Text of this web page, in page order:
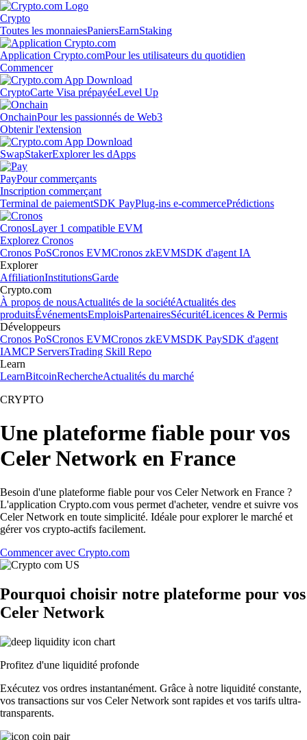
Crypto
Toutes les monnaiesPaniersEarnStaking
Application Crypto.comPour les utilisateurs du quotidien
Commencer
CryptoCarte Visa prépayéeLevel Up
OnchainPour les passionnés de Web3
Obtenir l'extension
SwapStakerExplorer les dApps
PayPour commerçants
Inscription commerçant
Terminal de paiementSDK PayPlug-ins e-commercePrédictions
CronosLayer 1 compatible EVM
Explorez Cronos
Cronos PoSCronos EVMCronos zkEVMSDK d'agent IA
Explorer
AffiliationInstitutionsGarde
Crypto.com
À propos de nousActualités de la sociétéActualités des
produitsÉvénementsEmploisPartenairesSécuritéLicences & Permis
Développeurs
Cronos PoSCronos EVMCronos zkEVMSDK PaySDK d'agent
IAMCP ServersTrading Skill Repo
Learn
LearnBitcoinRechercheActualités du marché
CRYPTO
Une plateforme fiable pour vos
Celer Network en France
Besoin d'une plateforme fiable pour vos Celer Network en France ?
L'application Crypto.com vous permet d'acheter, vendre et suivre vos
Celer Network en toute simplicité. Idéale pour explorer le marché et
gérer vos crypto-actifs facilement.
Commencer avec Crypto.com
Pourquoi choisir notre plateforme pour vos
Celer Network
Profitez d'une liquidité profonde
Exécutez vos ordres instantanément. Grâce à notre liquidité constante,
vos transactions sur vos Celer Network sont rapides et vos tarifs ultra-
transparents.